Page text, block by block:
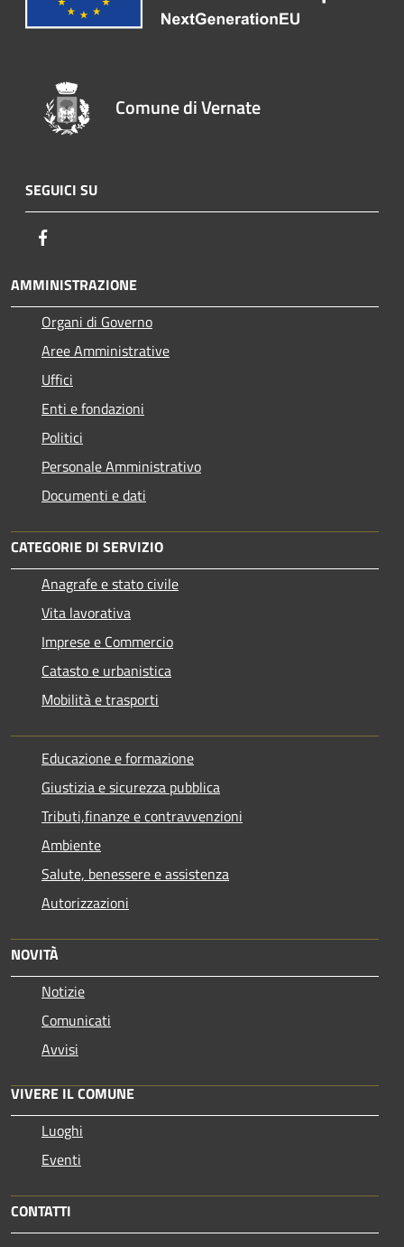
Comune di Vernate
SEGUICI SU
AMMINISTRAZIONE
Organi di Governo
Aree Amministrative
Uffici
Enti e fondazioni
Politici
Personale Amministrativo
Documenti e dati
CATEGORIE DI SERVIZIO
Anagrafe e stato civile
Vita lavorativa
Imprese e Commercio
Catasto e urbanistica
Mobilità e trasporti
Educazione e formazione
Giustizia e sicurezza pubblica
Tributi,finanze e contravvenzioni
Ambiente
Salute, benessere e assistenza
Autorizzazioni
NOVITÀ
Notizie
Comunicati
Avvisi
VIVERE IL COMUNE
Luoghi
Eventi
CONTATTI